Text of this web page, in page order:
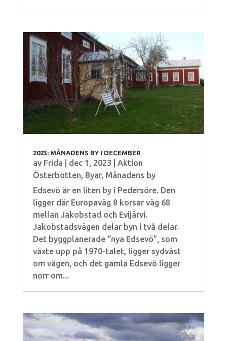
2023: MÅNADENS BY I DECEMBER
av Frida dec 1, 2023
Aktion
Österbotten, Byar, Månadens by
Edsevö är en liten by i Pedersöre. Den
ligger där Europaväg 8 korsar väg 68
mellan Jakobstad och Evijärvi.
Jakobstadsvägen delar byn i två delar.
Det byggplanerade “nya Edsevö”, som
växte upp på 1970-talet, ligger sydväst
om vägen, och det gamla Edsevö ligger
norr om...